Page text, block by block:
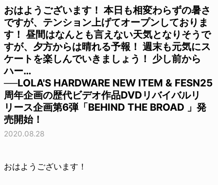
おはようございます！ 本日も相変わらずの暑さ
ですが、テンション上げてオープンしておりま
す！ 昼間はなんとも言えない天気となりそうで
すが、夕方からは晴れる予報！ 週末も元気にス
ケートを楽しんでいきましょう！ 少し前から
ハー…
──LOLA'S HARDWARE NEW ITEM & FESN25
周年企画の歴代ビデオ作品DVDリバイバルリ
リース企画第6弾「BEHIND THE BROAD 」発
売開始！
2020.08.28
おはようございます！